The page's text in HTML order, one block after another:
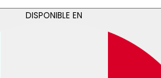
DISPONIBLE EN